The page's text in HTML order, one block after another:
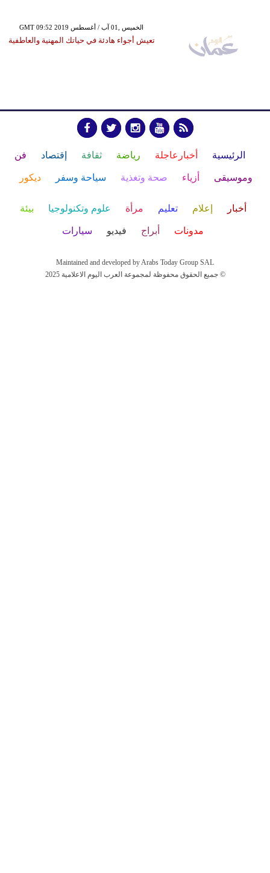
GMT 09:52 2019 الخميس ,01 آب / أغسطس
تعيش أجواء هادئة في حياتك المهنية والعاطفية
الرئيسية أخبارعاجلة رياضة ثقافة إقتصاد فن
وموسيقى أزياء صحة وتغذية سياحة وسفر ديكور
أخبار إعلام تعليم مرأة علوم وتكنولوجيا بيئة
مدونات أبراج فيديو سيارات
Maintained and developed by Arabs Today Group SAL
جميع الحقوق محفوظة لمجموعة العرب اليوم الاعلامية 2025 ©